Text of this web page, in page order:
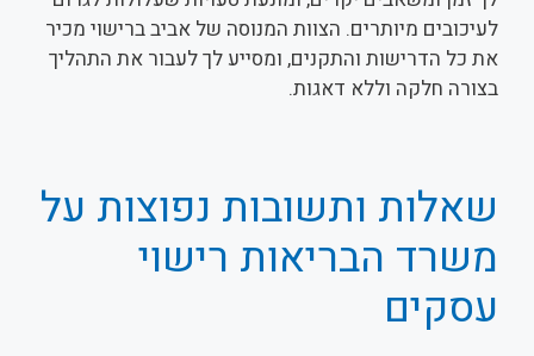
לעיכובים מיותרים. הצוות המנוסה של אביב ברישוי מכיר
את כל הדרישות והתקנים, ומסייע לך לעבור את התהליך
בצורה חלקה וללא דאגות.
שאלות ותשובות נפוצות על
משרד הבריאות רישוי
עסקים